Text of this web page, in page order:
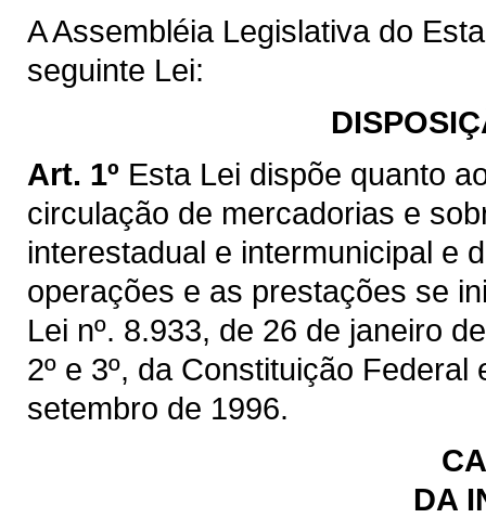
A Assembléia Legislativa do
seguinte Lei:
Art. 1º Esta Lei dispõe quanto
circulação de mercadorias e
interestadual e intermunicipal e
operações e as prestações se
Lei nº. 8.933, de 26 de janeiro
2º e 3º, da Constituição
setembro de 1996.
DA